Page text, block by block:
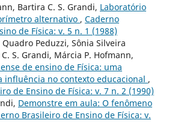
Bartira C. S. Grandi, Laboratório
alternativo , Caderno
de Física: v. 5 n. 1 (1988)
Peduzzi, Sônia Silveira
S. Grandi, Márcia P. Hofmann,
de ensino de Física: uma
influência no contexto educacional ,
de Ensino de Física: v. 7 n. 2 (1990)
Demonstre em aula: O fenômeno
Brasileiro de Ensino de Física: v.